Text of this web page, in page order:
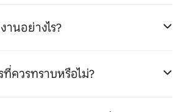
านอย่างไร?
ควรทราบหรือไม่?